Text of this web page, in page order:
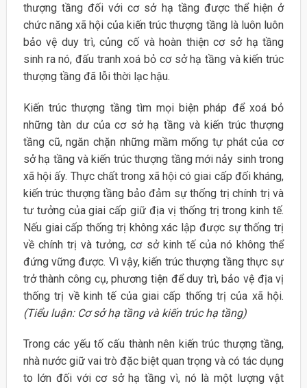
thượng tầng đối với cơ sở hạ tầng được thể hiện ở
chức năng xã hội của kiến trúc thượng tầng là luôn luôn
bảo vệ duy trì, củng cố và hoàn thiện cơ sở hạ tầng
sinh ra nó, đấu tranh xoá bỏ cơ sở hạ tầng và kiến trúc
thượng tầng đã lỗi thời lạc hậu.
Kiến trúc thượng tầng tìm mọi biện pháp để xoá bỏ
những tàn dư của cơ sở hạ tầng và kiến trúc thượng
tầng cũ, ngăn chặn những mầm mống tự phát của cơ
sở hạ tầng và kiến trúc thượng tầng mới nảy sinh trong
xã hội ấy. Thực chất trong xã hội có giai cấp đối kháng,
kiến trúc thượng tầng bảo đảm sự thống trị chính trị và
tư tưởng của giai cấp giữ địa vị thống trị trong kinh tế.
Nếu giai cấp thống trị không xác lập được sự thống trị
về chính trị và tưởng, cơ sở kinh tế của nó không thể
đứng vững được. Vì vậy, kiến trúc thượng tầng thực sự
trở thành công cụ, phương tiện để duy trì, bảo vệ địa vị
thống trị về kinh tế của giai cấp thống trị của xã hội.
(Tiểu luận: Cơ sở hạ tầng và kiến trúc hạ tầng)
Trong các yếu tố cấu thành nên kiến trúc thượng tầng,
nhà nước giữ vai trò đặc biệt quan trọng và có tác dụng
to lớn đối với cơ sở hạ tầng vì, nó là một lượng vật